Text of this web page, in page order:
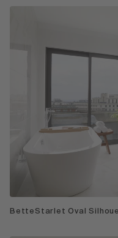
BetteStarlet Oval